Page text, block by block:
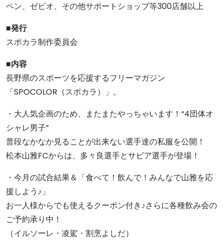
ペン、ゼビオ、その他サポートショップ等300店舗以上
■発行
スポカラ制作委員会
■内容
長野県のスポーツを応援するフリーマガジン
「SPOCOLOR（スポカラ）」。
・大人気企画のため、またまたやっちゃいます！“4団体オ
シャレ男子”
普段なかなか見ることが出来ない選手達の私服を公開！
松本山雅FCからは、多々良選手とサビア選手が登場！
・今月の試合結果＆「食べて！飲んで！みんなで山雅を応
援しよう♪」
お一人様からでも使えるクーポン付き♪さらに各種飲み会の
ご予約承り中！
（イルソーレ・凌駕・割烹よしだ）